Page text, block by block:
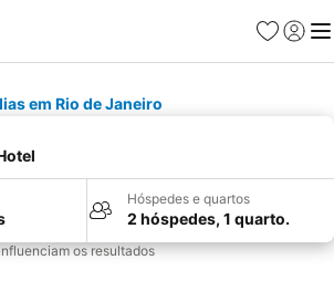
Favoritos
Iniciar
em Rio de Janeiro
Hóspedes e quartos
2 hóspedes, 1 quarto.
os resultados